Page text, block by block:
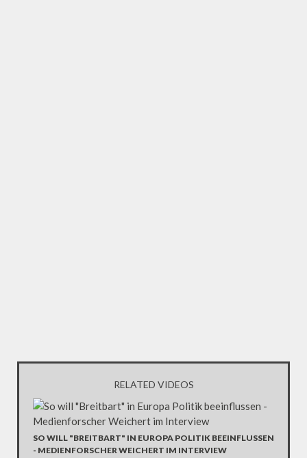
RELATED VIDEOS
SO WILL "BREITBART" IN EUROPA POLITIK BEEINFLUSSEN
- MEDIENFORSCHER WEICHERT IM INTERVIEW